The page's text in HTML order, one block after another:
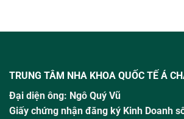
TRUNG TÂM NHA KHOA QUỐC TẾ Á
Đại diện ông: Ngô Quý Vũ
Giấy chứng nhận đăng ký Kinh Doanh